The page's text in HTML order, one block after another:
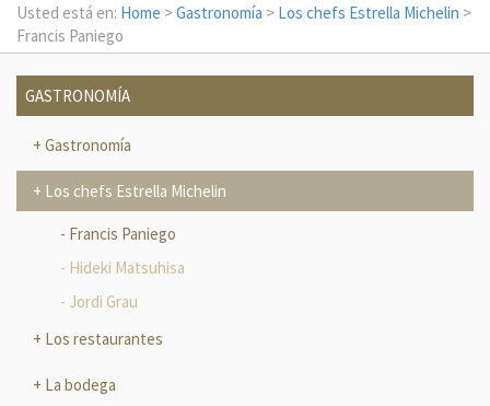
Usted está en: Home >Gastronomía > Los chefs Estrella Michelin >
Francis Paniego
GASTRONOMÍA
Gastronomía
Los chefs Estrella Michelin
Francis Paniego
Hideki Matsuhisa
Jordi Grau
Los restaurantes
La bodega